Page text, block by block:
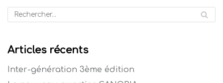
Articles récents
Inter-génération 3ème édition